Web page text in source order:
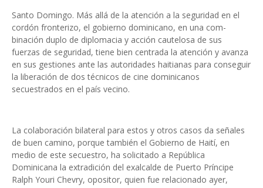
Santo Domingo. Más allá de la atención a la seguridad en el
cordón fronterizo, el gobierno do­minicano, en una com­
binación duplo de diplo­macia y acción cautelosa de sus
fuerzas de seguri­dad, tiene bien centrada la atención y avanza
en sus gestiones ante las autori­dades haitianas para con­seguir
la liberación de dos técnicos de cine dominica­nos
secuestrados en el país vecino.
La colaboración bilate­ral para estos y otros casos da señales
de buen camino, porque también el Gobierno de Haití, en
medio de este se­cuestro, ha solicitado a Repú­blica
Dominicana la extradi­ción del exalcalde de Puerto Príncipe
Ralph Youri Chevry, opositor, quien fue relaciona­do ayer,